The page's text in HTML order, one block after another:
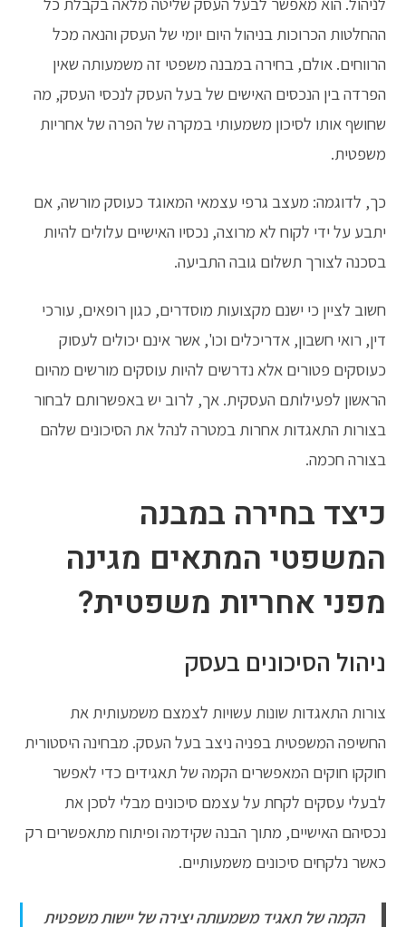
ההחלטות הכרוכות בניהול היום יומי של העסק והנאה מכל
הרווחים. אולם, בחירה במבנה משפטי זה משמעותה שאין
הפרדה בין הנכסים האישים של בעל העסק לנכסי העסק, מה
שחושף אותו לסיכון משמעותי במקרה של הפרה של אחריות
משפטית.
כך, לדוגמה: מעצב גרפי עצמאי המאוגד כעוסק מורשה, אם
יתבע על ידי לקוח לא מרוצה, נכסיו האישיים עלולים להיות
בסכנה לצורך תשלום גובה התביעה.
חשוב לציין כי ישנם מקצועות מוסדרים, כגון רופאים, עורכי
דין, רואי חשבון, אדריכלים וכו', אשר אינם יכולים לעסוק
כעוסקים פטורים אלא נדרשים להיות עוסקים מורשים מהיום
הראשון לפעילותם העסקית. אך, לרוב יש באפשרותם לבחור
בצורות התאגדות אחרות במטרה לנהל את הסיכונים שלהם
בצורה חכמה.
כיצד בחירה במבנה
המשפטי המתאים מגינה
מפני אחריות משפטית?
ניהול הסיכונים בעסק
צורות התאגדות שונות עשויות לצמצם משמעותית את
החשיפה המשפטית בפניה ניצב בעל העסק. מבחינה היסטורית
חוקקו חוקים המאפשרים הקמה של תאגידים כדי לאפשר
לבעלי עסקים לקחת על עצמם סיכונים מבלי לסכן את
נכסיהם האישיים, מתוך הבנה שקידמה ופיתוח מתאפשרים רק
כאשר נלקחים סיכונים משמעותיים.
הקמה של תאגיד משמעותה יצירה של יישות משפטית